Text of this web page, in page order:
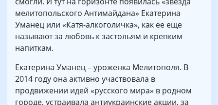
мелитопольского Антимайдана» Екатерина
Уманец или «Катя-алкоголичка», как ее еще
называют за любовь к застольям и крепким
напиткам.
Екатерина Уманец – уроженка Мелитополя. В
2014 году она активно участвовала в
продвижении идей «русского мира» в родном
городе, устраивала антиукраинские акции, за